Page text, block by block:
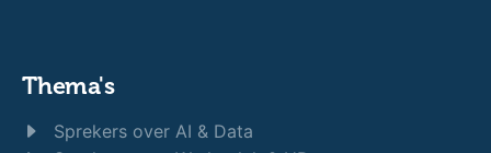
Thema's
Sprekers over AI & Data